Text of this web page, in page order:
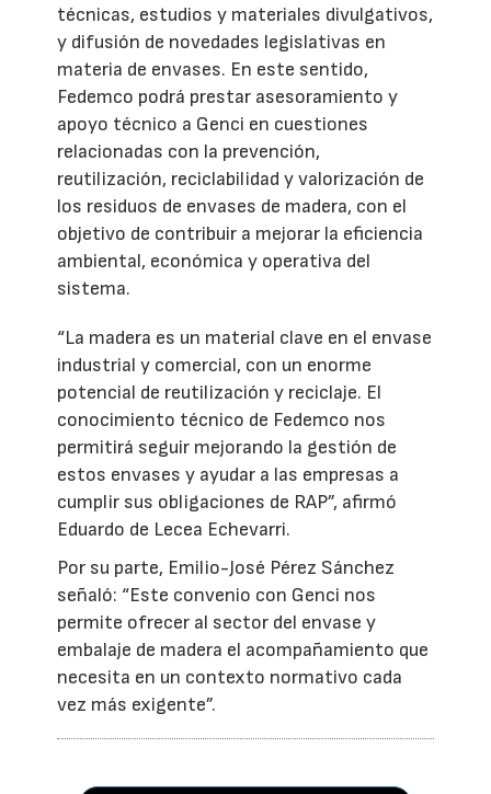
técnicas, estudios y materiales divulgativos,
y difusión de novedades legislativas en
materia de envases. En este sentido,
Fedemco podrá prestar asesoramiento y
apoyo técnico a Genci en cuestiones
relacionadas con la prevención,
reutilización, reciclabilidad y valorización de
los residuos de envases de madera, con el
objetivo de contribuir a mejorar la eficiencia
ambiental, económica y operativa del
sistema.
“La madera es un material clave en el envase
industrial y comercial, con un enorme
potencial de reutilización y reciclaje. El
conocimiento técnico de Fedemco nos
permitirá seguir mejorando la gestión de
estos envases y ayudar a las empresas a
cumplir sus obligaciones de RAP”, afirmó
Eduardo de Lecea Echevarri.
Por su parte, Emilio-José Pérez Sánchez
señaló: “Este convenio con Genci nos
permite ofrecer al sector del envase y
embalaje de madera el acompañamiento que
necesita en un contexto normativo cada
vez más exigente”.